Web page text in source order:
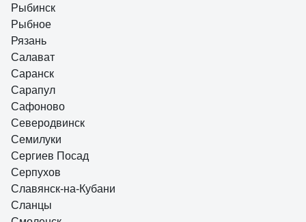
Рыбинск
Рыбное
Рязань
Салават
Саранск
Сарапул
Сафоново
Северодвинск
Семилуки
Сергиев Посад
Серпухов
Славянск-на-Кубани
Сланцы